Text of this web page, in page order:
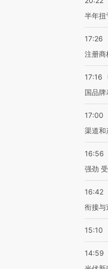
半年
17:26
注册商
17:16
国品牌
17:00
渠道和
16:56
强劲
16:42
衔接与
15:10
14:59